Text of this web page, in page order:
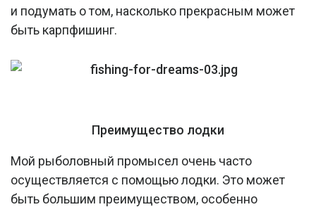
и подумать о том, насколько прекрасным может
быть карпфишинг.
Преимущество лодки
Мой рыболовный промысел очень часто
осуществляется с помощью лодки. Это может
быть большим преимуществом, особенно